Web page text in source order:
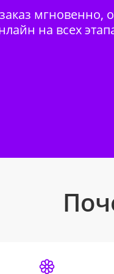
мгновенно,
на всех